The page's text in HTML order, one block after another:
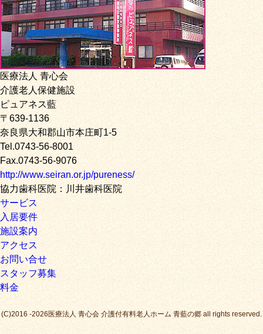
医療法人 青心会
介護老人保健施設
ピュアネス藍
〒639-1136
奈良県大和郡山市本庄町1-5
Tel.0743-56-8001
Fax.0743-56-9076
http://www.seiran.or.jp/pureness/
協力歯科医院：川井歯科医院
サービス
入居要件
施設案内
アクセス
お問い合せ
スタッフ募集
料金
(C)2016 -2026医療法人 青心会 介護付有料老人ホーム 青藍の郷 all rights reserved.